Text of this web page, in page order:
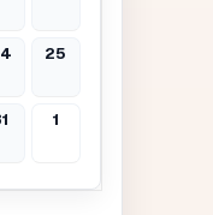
25
1